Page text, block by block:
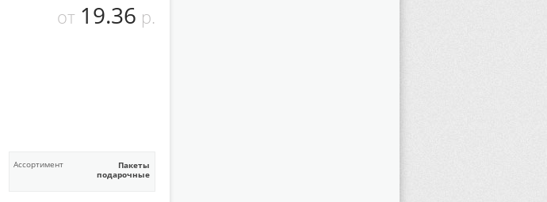
от 19.36 р.
Ассортимент
Пакеты
подарочные